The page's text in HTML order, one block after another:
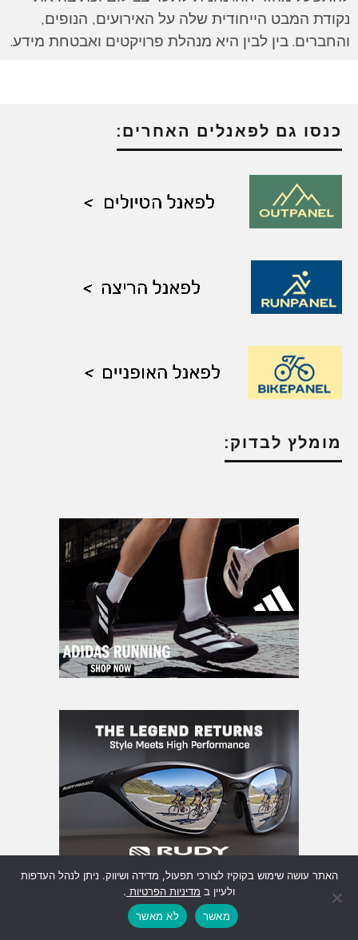
נקודת המבט הייחודית שלה על האירועים, הנופים,
והחברים. בין לבין היא מנהלת פרויקטים ואבטחת מידע.
כנסו גם לפאנלים האחרים:
מומלץ לבדוק:
האתר עושה שימוש בקוקיז לצורכי תפעול, מדידה ושיווק. ניתן לנהל העדפות
ולעיין ב מדיניות הפרטיות .
מאשר
לא מאשר